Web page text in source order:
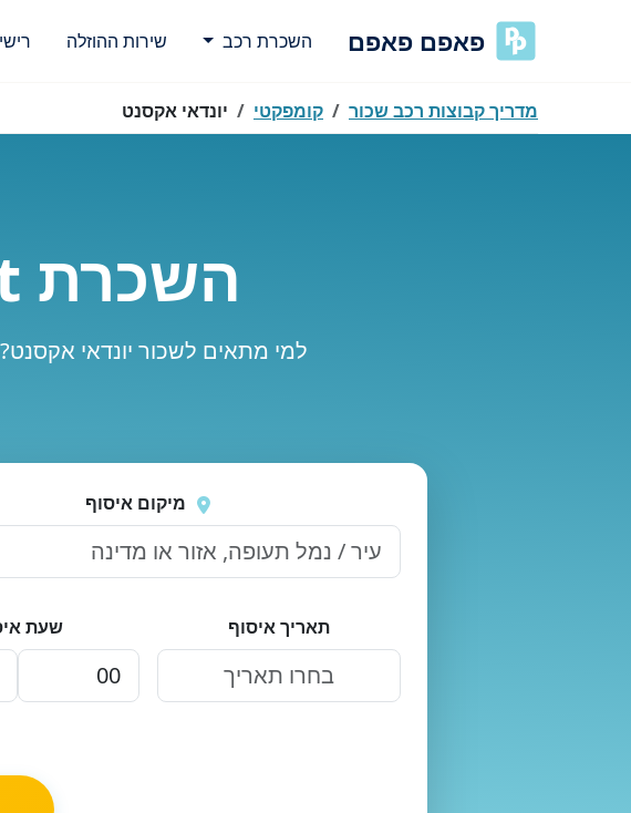
פאפם פאפם השכרת רכב שירות ההוזלה
מדריך קבוצות רכב שכור קומפקטי יונדאי אקסנט
השכרת Hyundai Accent
למי מתאים לשכור יונדאי
מיקום איסוף
תאריך איסוף שעת